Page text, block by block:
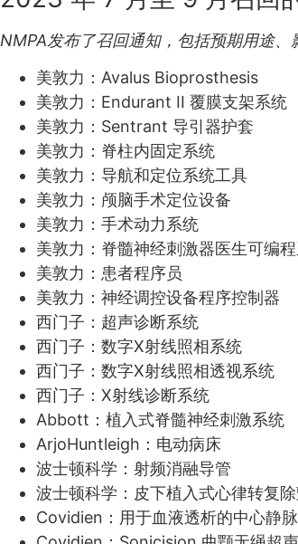
NMPA发布了召回通知，包括预期用途
美敦力：Avalus Bioprosthesis
美敦力：Endurant II 覆膜支架系统
美敦力：Sentrant 导引器护套
美敦力：脊柱内固定系统
美敦力：导航和定位系统工具
美敦力：颅脑手术定位设备
美敦力：手术动力系统
美敦力：脊髓神经刺激器医生可编
美敦力：患者程序员
美敦力：神经调控设备程序控制器
西门子：超声诊断系统
西门子：数字X射线照相系统
西门子：数字X射线照相透视系统
西门子：X射线诊断系统
Abbott：植入式脊髓神经刺激系统
ArjoHuntleigh：电动病床
波士顿科学：射频消融导管
波士顿科学：皮下植入式心律转复
Covidien：用于血液透析的中心静